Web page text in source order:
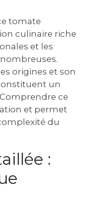
tomate
culinaire riche
et les
origines et son
un
ce
et permet
du
: